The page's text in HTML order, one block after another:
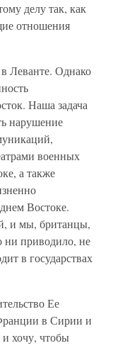
делу так, как
отношения
Леванте. Однако
Наша задача
нарушение
военных
а также
Востоке.
и мы, британцы,
ни приводило, не
в государствах
Ее
в Сирии и
хочу, чтобы